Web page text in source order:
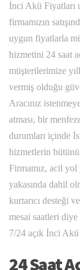
İnci Akü Fiyatları
firmamızın
uygun fiyatlarla
hizmetini 24 saat
müşterilerimize
vermiş olduğu
Aracınız
atması, bir
durumları içinde
hizmetlerin
Firmamız, acil
yakasında dahil
kurtarıcı desteği
mesai saatleri
7/24 açık İnci
24 Saat